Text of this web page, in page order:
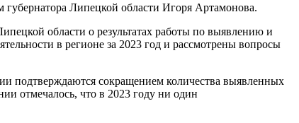
губернатора Липецкой области Игоря Артамонова.
области о результатах работы по выявлению и
в регионе за 2023 год и рассмотрены вопросы
подтверждаются сокращением количества выявленных
отмечалось, что в 2023 году ни один